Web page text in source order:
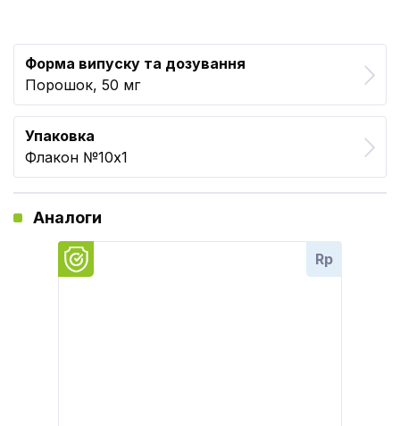
Форма випуску та дозування
Порошок, 50 мг
Упаковка
Флакон №10x1
Аналоги
Rp